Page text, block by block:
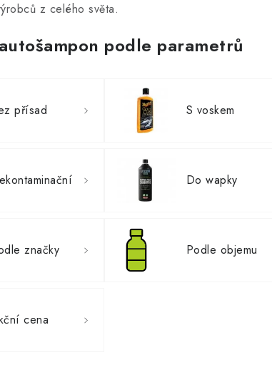
z celého světa.
podle parametrů
přísad S voskem
Do wapky
značky Podle objemu
cena